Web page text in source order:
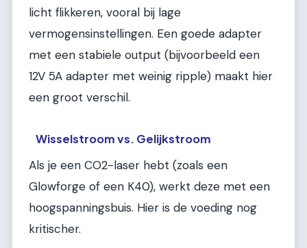
licht flikkeren, vooral bij lage
vermogensinstellingen. Een goede adapter
met een stabiele output (bijvoorbeeld een
12V 5A adapter met weinig ripple) maakt hier
een groot verschil.
Wisselstroom vs. Gelijkstroom
Als je een CO2-laser hebt (zoals een
Glowforge of een K40), werkt deze met een
hoogspanningsbuis. Hier is de voeding nog
kritischer.